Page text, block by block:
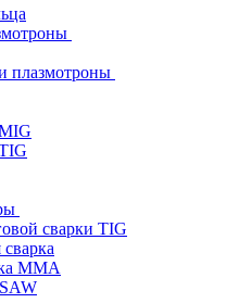
плазмотроны
сварки TIG
MMA